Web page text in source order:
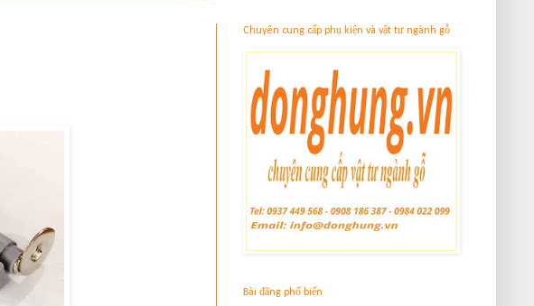
Chuyên cung cấp phụ kiện và vật tư ngành gỗ
Bài đăng phổ biến